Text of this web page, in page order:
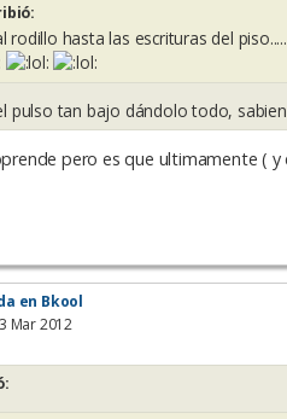
rodillo hasta las escrituras del
pulso tan bajo dándolo todo,
pero es que ultimamente ( y
en Bkool
Mar 2012